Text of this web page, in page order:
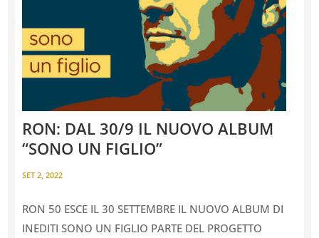
RON: DAL 30/9 IL NUOVO ALBUM
“SONO UN FIGLIO”
SET 2, 2022
RON 50 ESCE IL 30 SETTEMBRE IL NUOVO ALBUM DI
INEDITI SONO UN FIGLIO PARTE DEL PROGETTO